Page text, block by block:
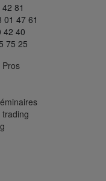
81
01 47 61
42 40
75 25
Pros